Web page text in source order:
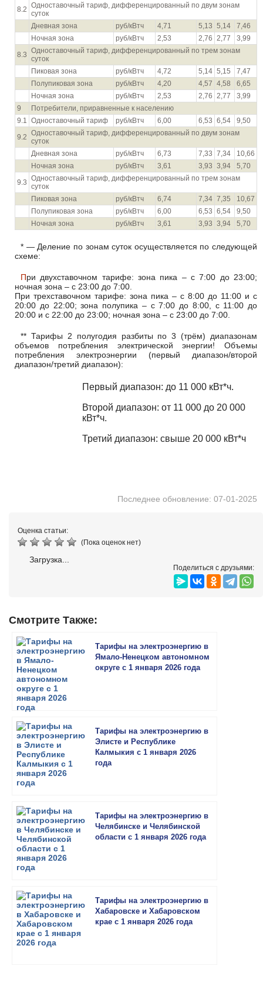
8.2 Одноставочный тариф, дифференцированный по двум зонам
суток
Дневная зона
руб/кВтч 4,71 5,13 5,14
7,46
Ночная зона
руб/кВтч 2,53 2,76 2,77
3,99
8.3 Одноставочный тариф, дифференцированный по трем зонам
суток
Пиковая зона
руб/кВтч 4,72 5,14 5,15
7,47
Полупиковая зона
руб/кВтч 4,20 4,57 4,58
6,65
Ночная зона
руб/кВтч 2,53 2,76 2,77
3,99
9
Потребители, приравненные к населению
9.1 Одноставочный тариф руб/кВтч 6,00 6,53 6,54
9,50
9.2 Одноставочный тариф, дифференцированный по двум зонам
суток
Дневная зона
руб/кВтч 6,73 7,33 7,34
10,66
Ночная зона
руб/кВтч 3,61 3,93 3,94
5,70
9.3 Одноставочный тариф, дифференцированный по трем зонам
суток
Пиковая зона
руб/кВтч 6,74 7,34 7,35
10,67
Полупиковая зона
руб/кВтч 6,00 6,53 6,54
9,50
Ночная зона
руб/кВтч 3,61 3,93 3,94 5,70
* — Деление по зонам суток осуществляется по следующей
схеме:
При двухставочном тарифе: зона пика – с 7:00 до 23:00;
ночная зона – с 23:00 до 7:00.
При трехставочном тарифе: зона пика – с 8:00 до 11:00 и с
20:00 до 22:00; зона полупика – с 7:00 до 8:00, с 11:00 до
20:00 и с 22:00 до 23:00; ночная зона – с 23:00 до 7:00.
** Тарифы 2 полугодия разбиты по 3 (трём) диапазонам
объемов потребления электрической энергии! Объемы
потребления электроэнергии (первый диапазон/второй
диапазон/третий диапазон):
Первый диапазон: до 11 000 кВт*ч.
Второй диапазон: от 11 000 до 20 000
кВт*ч.
Третий диапазон: свыше 20 000 кВт*ч
Последнее обновление: 07-01-2025
Оценка статьи:
(Пока оценок нет)
Загрузка...
Поделиться с друзьями:
Смотрите Также:
Тарифы на электроэнергию в
Ямало-Ненецком автономном
округе с 1 января 2026 года
Тарифы на электроэнергию в
Элисте и Республике
Калмыкия с 1 января 2026
года
Тарифы на электроэнергию в
Челябинске и Челябинской
области с 1 января 2026 года
Тарифы на электроэнергию в
Хабаровске и Хабаровском
крае с 1 января 2026 года